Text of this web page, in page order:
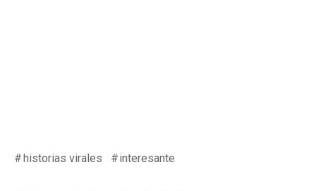
historias virales interesante